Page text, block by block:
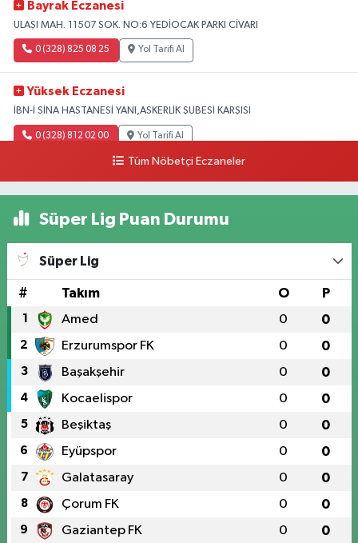
Bayrak Eczanesi
ULAŞI MAH. 11507 SOK. NO:6 YEDİOCAK PARKI CİVARI
0 (328) 825 08 25 Yol Tarifi Al
Yüksek Eczanesi
İBN-İ SİNA HASTANESİ YANI,ASKERLİK ŞUBESİ KARŞISI
0 (328) 812 02 00 Yol Tarifi Al
Tüm Nöbetçi Eczaneler
Süper Lig Puan Durumu
Süper Lig
# Takım O P
1 Amed 0 0
2 Erzurumspor FK 0 0
3 Başakşehir 0 0
4 Kocaelispor 0 0
5 Beşiktaş 0 0
6 Eyüpspor 0 0
7 Galatasaray 0 0
8 Çorum FK 0 0
9 Gaziantep FK 0 0